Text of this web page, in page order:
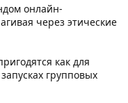
онлайн-
через этические
как для
групповых